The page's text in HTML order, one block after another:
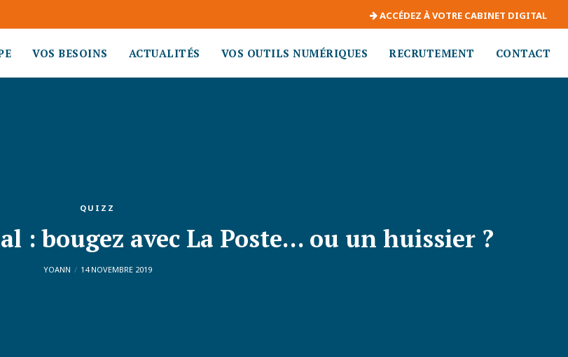
ACCÉDEZ À VOTRE CABINET DIGITAL
VOS BESOINS ACTUALITÉS VOS OUTILS NUMÉRIQUES RECRUTEMENT CONTACT
QUIZZ
: bougez avec La Poste… ou un huissier ?
YOANN 14 NOVEMBRE 2019